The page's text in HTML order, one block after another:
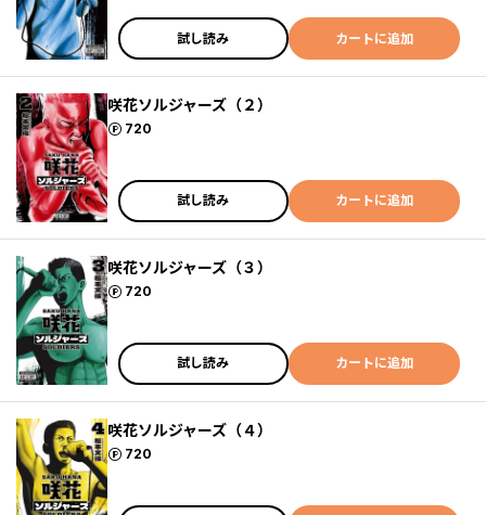
試し読み カートに追加
咲花ソルジャーズ（２）
720
ポイント
試し読み カートに追加
咲花ソルジャーズ（３）
720
ポイント
試し読み カートに追加
咲花ソルジャーズ（４）
720
ポイント